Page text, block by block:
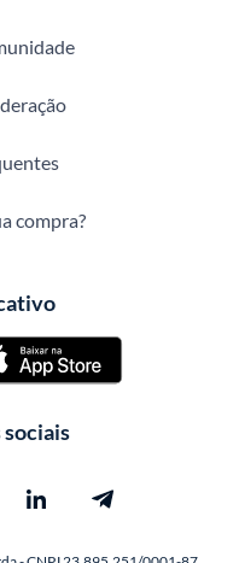
compra?
sociais